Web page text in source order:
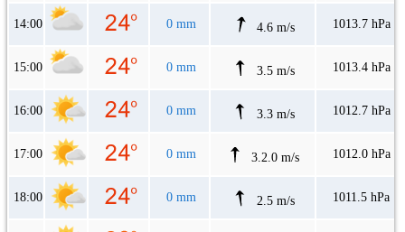
14:00 0 mm 4.6 m/s 1013.7 hPa
15:00 0 mm 3.5 m/s 1013.4 hPa
16:00 0 mm 3.3 m/s 1012.7 hPa
17:00 0 mm 3.2.0 m/s 1012.0 hPa
18:00 0 mm 2.5 m/s 1011.5 hPa